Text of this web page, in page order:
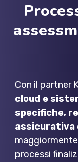
Con il partner
cloud e
specifiche,
assicurativa
processi